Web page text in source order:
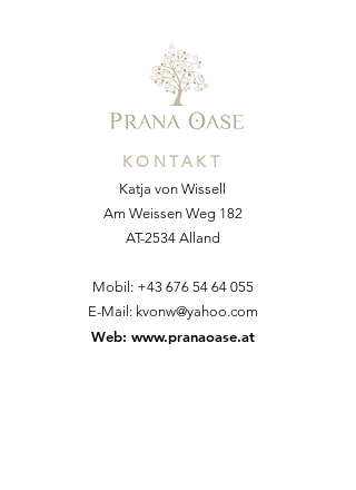
KONTAKT
Katja von Wissell
Am Weissen Weg 182
AT-2534 Alland
Mobil: +43 676 54 64 055
E-Mail: kvonw@yahoo.com
Web: www.pranaoase.at